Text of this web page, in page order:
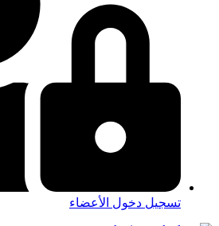
تسجيل دخول الأعضاء